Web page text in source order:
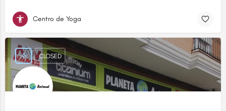
Centro de Yoga
CLOSED